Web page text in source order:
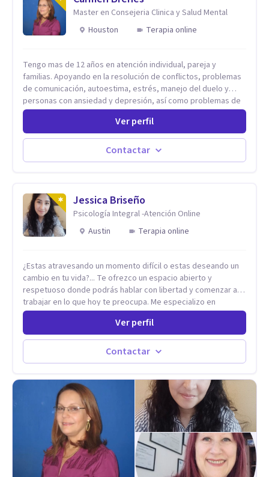
Master en Consejeria Clinica y Salud Mental
Houston
Terapia online
Tengo mas de 12 años en atención individual, pareja y
familias. Apoyando en la resolución de conflictos, problemas
de comunicación, autoestima, estrés, manejo del duelo y
personas con ansiedad y depresión, así como problemas de
conducta y comportamiento. Desarrollo de personas
Estableciendo metas a corto y largo plazo, es vital para la
vida de cada uno tener su propia vision.
Ver perfil
Contactar
Jessica Briseño
Psicología Integral -Atención Online
Austin
Terapia online
¿Estas atravesando un momento difícil o estas deseando un
cambio en tu vida?... Te ofrezco un espacio abierto y
respetuoso donde podrás hablar con libertad y comenzar a
trabajar en lo que hoy te preocupa. Me especializo en
Trastornos de Ansiedad y a lo largo de mi experiencia
profesional he acompañado a muchas Familias y Parejas con
distintas problemáticas como el manejo del estrés,
Autoestima, Gestión de la Ira, Depresión, Retos en la Crianza,
Codependencia, Celos, entre otros. Cuento con más de 12
trabajado en distintos contextos clínicos con niños,
Adolescentes y Adultos
Ver perfil
Contactar